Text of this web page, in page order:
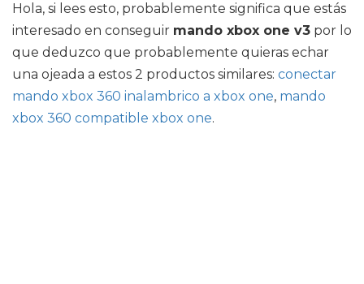
Hola, si lees esto, probablemente significa que estás
interesado en conseguir mando xbox one v3 por lo
que deduzco que probablemente quieras echar
una ojeada a estos 2 productos similares: conectar
mando xbox 360 inalambrico a xbox one, mando
xbox 360 compatible xbox one.